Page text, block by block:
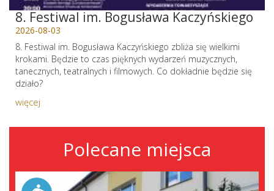
8. Festiwal im. Bogusława Kaczyńskiego
2026-08-03
8. Festiwal im. Bogusława Kaczyńskiego zbliża się wielkimi
krokami. Będzie to czas pięknych wydarzeń muzycznych,
tanecznych, teatralnych i filmowych. Co dokładnie będzie się
działo?
więcej
Polecane miejsca